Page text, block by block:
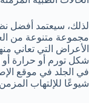
لذلك، سيعتمد أفضل
مجموعة متنوعة من
الأعراض التي تعاني
شكل تورم أو حرارة
في الجلد في موقع
شيوعًا للإلتهاب